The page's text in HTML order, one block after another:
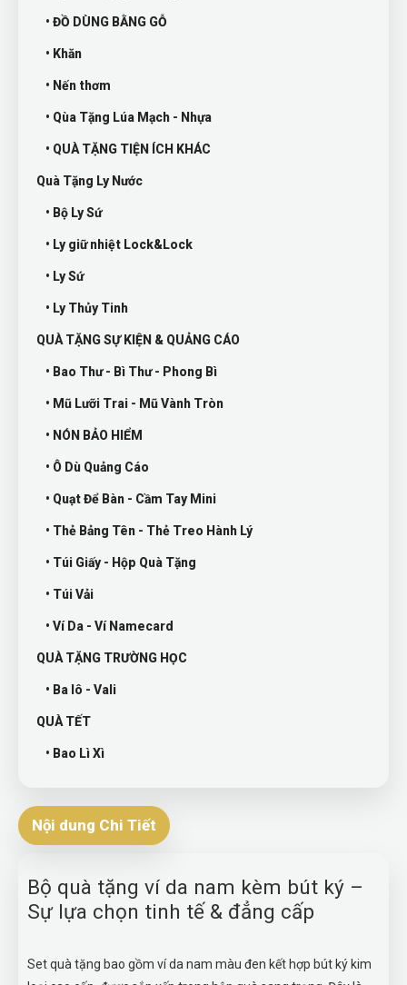
• ĐỒ DÙNG BẰNG GỖ
• Khăn
• Nến thơm
• Qùa Tặng Lúa Mạch - Nhựa
• QUÀ TẶNG TIỆN ÍCH KHÁC
Quà Tặng Ly Nước
• Bộ Ly Sứ
• Ly giữ nhiệt Lock&Lock
• Ly Sứ
• Ly Thủy Tinh
QUÀ TẶNG SỰ KIỆN & QUẢNG CÁO
• Bao Thư - Bì Thư - Phong Bì
• Mũ Lưỡi Trai - Mũ Vành Tròn
• NÓN BẢO HIỂM
• Ô Dù Quảng Cáo
• Quạt Để Bàn - Cầm Tay Mini
• Thẻ Bảng Tên - Thẻ Treo Hành Lý
• Túi Giấy - Hộp Quà Tặng
• Túi Vải
• Ví Da - Ví Namecard
QUÀ TẶNG TRƯỜNG HỌC
• Ba lô - Vali
QUÀ TẾT
• Bao Lì Xì
Nội dung Chi Tiết
Bộ quà tặng ví da nam kèm bút ký –
Sự lựa chọn tinh tế & đẳng cấp
Set quà tặng bao gồm ví da nam màu đen kết hợp bút ký kim